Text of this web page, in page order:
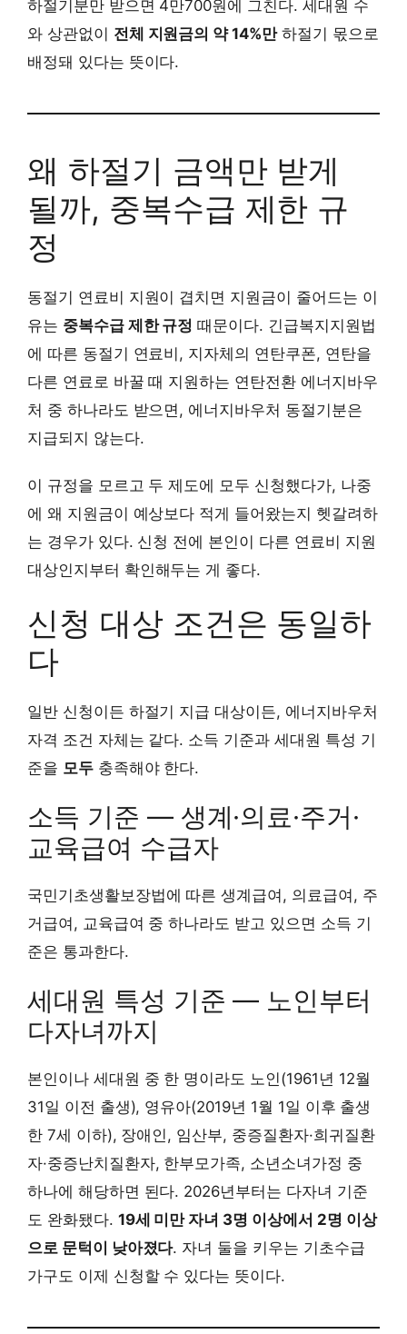
하절기분만 받으면 4만700원에 그친다. 세대원 수
와 상관없이 전체 지원금의 약 14%만하절기 몫으로
배정돼 있다는 뜻이다.
왜 하절기 금액만 받게
될까, 중복수급 제한 규
정
동절기 연료비 지원이 겹치면 지원금이 줄어드는 이
유는 중복수급 제한 규정 때문이다. 긴급복지지원법
에 따른 동절기 연료비, 지자체의 연탄쿠폰, 연탄을
다른 연료로 바꿀 때 지원하는 연탄전환 에너지바우
처 중 하나라도 받으면, 에너지바우처 동절기분은
지급되지 않는다.
이 규정을 모르고 두 제도에 모두 신청했다가, 나중
에 왜 지원금이 예상보다 적게 들어왔는지 헷갈려하
는 경우가 있다. 신청 전에 본인이 다른 연료비 지원
대상인지부터 확인해두는 게 좋다.
신청 대상 조건은 동일하
다
일반 신청이든 하절기 지급 대상이든, 에너지바우처
자격 조건 자체는 같다. 소득 기준과 세대원 특성 기
준을 모두충족해야 한다.
소득 기준 — 생계·의료·주거·
교육급여 수급자
국민기초생활보장법에 따른 생계급여, 의료급여, 주
거급여, 교육급여 중 하나라도 받고 있으면 소득 기
준은 통과한다.
세대원 특성 기준 — 노인부터
다자녀까지
본인이나 세대원 중 한 명이라도 노인(1961년 12월
31일 이전 출생), 영유아(2019년 1월 1일 이후 출생
한 7세 이하), 장애인, 임산부, 중증질환자·희귀질환
자·중증난치질환자, 한부모가족, 소년소녀가정 중
하나에 해당하면 된다. 2026년부터는 다자녀 기준
도 완화됐다. 19세 미만 자녀 3명 이상에서 2명 이상
으로 문턱이 낮아졌다. 자녀 둘을 키우는 기초수급
가구도 이제 신청할 수 있다는 뜻이다.